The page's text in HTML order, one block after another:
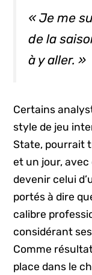
« Je me
de la
à y aller. »
Certains
style de jeu
State, pourrait
et un jour,
devenir celui
portés à dire
calibre
considérant
Comme
place dans le